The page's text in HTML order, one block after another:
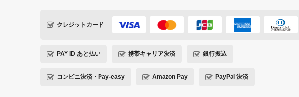
クレジットカード
PAY ID あと払い 携帯キャリア決済 銀行振込
コンビニ決済・Pay-easy Amazon Pay PayPal 決済